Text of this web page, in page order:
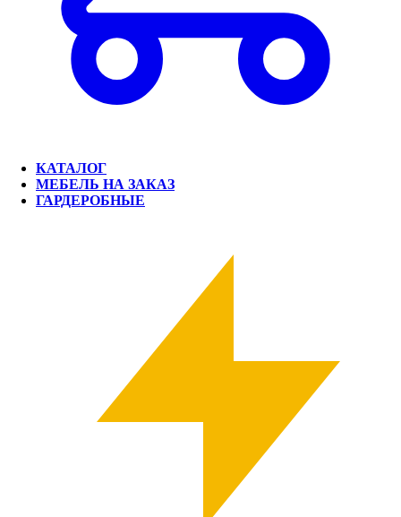
КАТАЛОГ
МЕБЕЛЬ НА ЗАКАЗ
ГАРДЕРОБНЫЕ